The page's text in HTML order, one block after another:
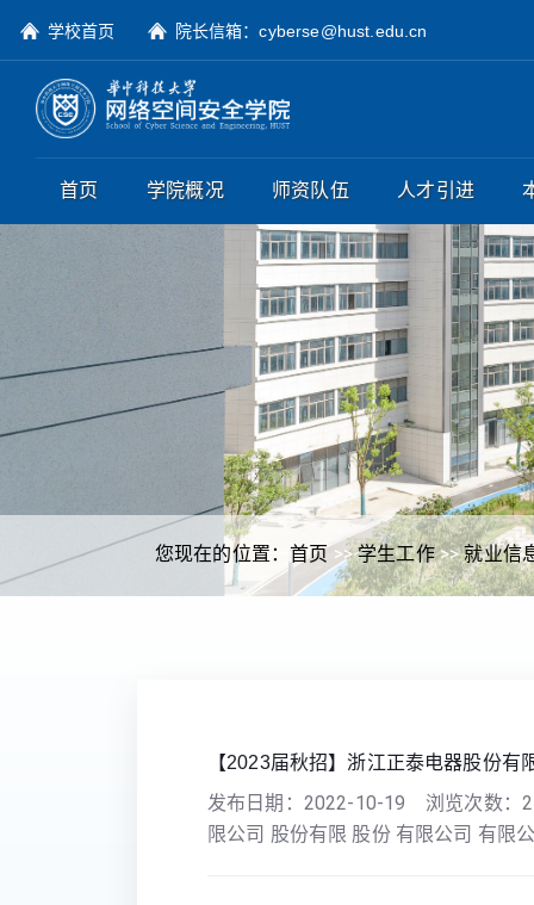
学校首页 院长信箱：cyberse@hust.edu.cn
首页 学院概况 师资队伍 人才引进
您现在的位置：首页>>学生工作>>就业信
【2023届秋招】浙江正泰电器股份有
发布日期： 2022-10-19 浏览次数：
限公司 股份有限 股份 有限公司 有限